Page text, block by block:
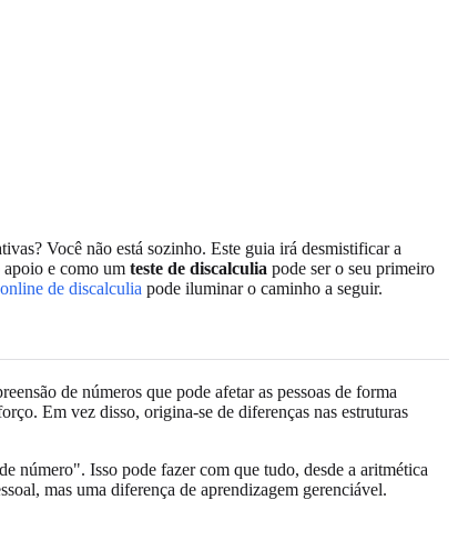
Você não está sozinho. Este guia irá desmistificar a
apoio e como um teste de discalculia pode ser o seu primeiro
de discalculia pode iluminar o caminho a seguir.
de números que pode afetar as pessoas de forma
Em vez disso, origina-se de diferenças nas estruturas
número". Isso pode fazer com que tudo, desde a aritmética
mas uma diferença de aprendizagem gerenciável.